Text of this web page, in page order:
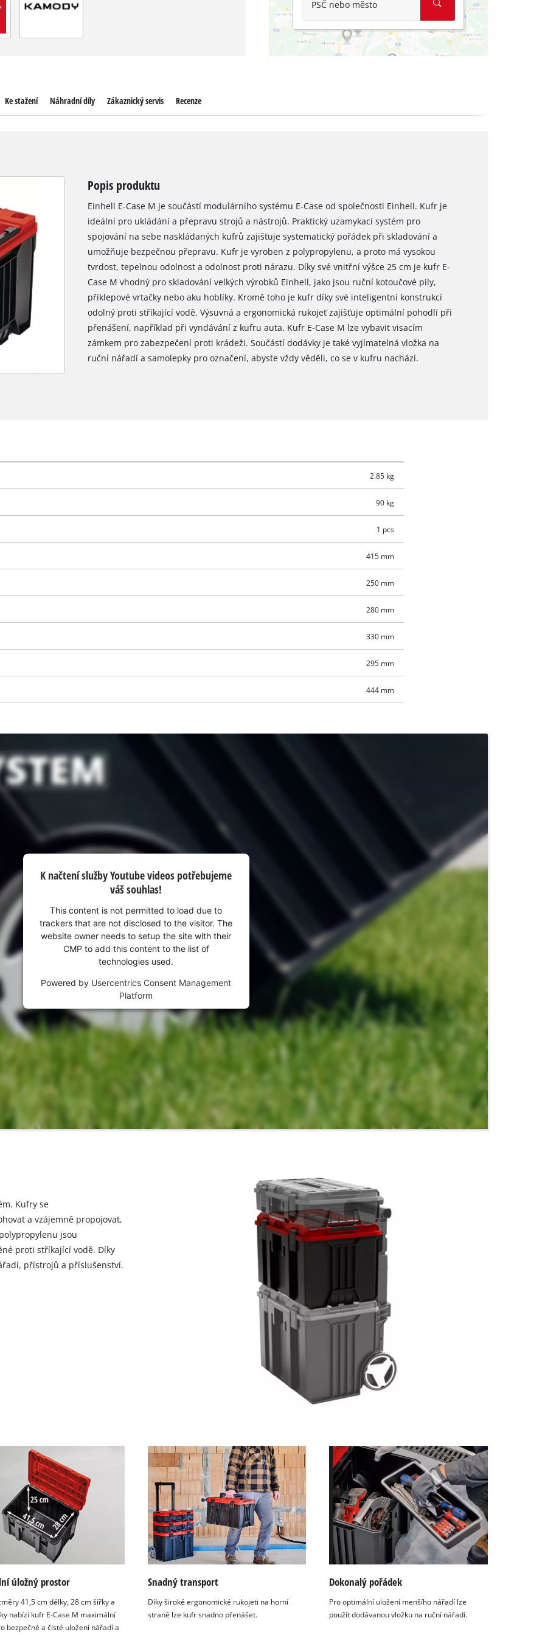
PSČ nebo město
K načtení služby Google Maps
potřebujeme váš souhlas!
visitor. The website owner needs to setup
the site with their CMP to add this content
to the list of technologies used.
Powered by
Usercentrics Consent
Management Platform
Ke stažení Náhradní díly Zákaznický servis Recenze
Popis produktu
Einhell E-Case M je součástí modulárního systému E-Case od společnosti Einhell. Kufr je
ideální pro ukládání a přepravu strojů a nástrojů. Praktický uzamykací systém pro
spojování na sebe naskládaných kufrů zajišťuje systematický pořádek při skladování a
umožňuje bezpečnou přepravu. Kufr je vyroben z polypropylenu, a proto má vysokou
tvrdost, tepelnou odolnost a odolnost proti nárazu. Díky své vnitřní výšce 25 cm je kufr E-
Case M vhodný pro skladování velkých výrobků Einhell, jako jsou ruční kotoučové pily,
příklepové vrtačky nebo aku hoblíky. Kromě toho je kufr díky své inteligentní konstrukci
odolný proti stříkající vodě. Výsuvná a ergonomická rukojeť zajišťuje optimální pohodlí při
přenášení, například při vyndávání z kufru auta. Kufr E-Case M lze vybavit visacím
zámkem pro zabezpečení proti krádeži. Součástí dodávky je také vyjímatelná vložka na
ruční nářadí a samolepky pro označení, abyste vždy věděli, co se v kufru nachází.
2.85 kg
90 kg
1 pcs
415 mm
250 mm
280 mm
330 mm
295 mm
444 mm
K načtení služby Youtube videos potřebujeme
váš souhlas!
This content is not permitted to load due to
trackers that are not disclosed to the visitor. The
website owner needs to setup the site with their
CMP to add this content to the list of
technologies used.
Powered by Usercentrics Consent Management
Platform
Kufry se
a vzájemně propojovat,
jsou
proti stříkající vodě. Díky
přístrojů a příslušenství.
úložný prostor
41,5 cm délky, 28 cm šířky a
nabízí kufr E-Case M maximální
bezpečné a čisté uložení nářadí a
Snadný transport
Díky široké ergonomické rukojeti na horní
straně lze kufr snadno přenášet.
Dokonalý pořádek
Pro optimální uložení menšího nářadí lze
použít dodávanou vložku na ruční nářadí.